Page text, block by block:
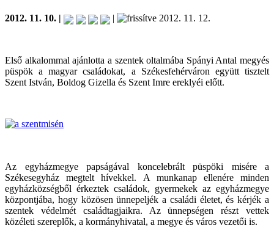
2012. 11. 10. | | 2012. 11. 12.
Első alkalommal ajánlotta a szentek oltalmába Spányi Antal megyés
püspök a magyar családokat, a Székesfehérváron együtt tisztelt
Szent István, Boldog Gizella és Szent Imre ereklyéi előtt.
Az egyházmegye papságával koncelebrált püspöki misére a
Székesegyház megtelt hívekkel. A munkanap ellenére minden
egyházközségből érkeztek családok, gyermekek az egyházmegye
központjába, hogy közösen ünnepeljék a családi életet, és kérjék a
szentek védelmét családtagjaikra. Az ünnepségen részt vettek
közéleti szereplők, a kormányhivatal, a megye és város vezetői is.